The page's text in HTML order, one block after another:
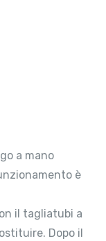
a mano
è
il tagliatubi a
Dopo il